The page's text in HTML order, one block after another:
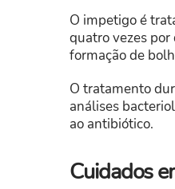
O impetigo é
quatro vezes por
formação de
O tratamento
análises
ao antibiótico.
Cuidados